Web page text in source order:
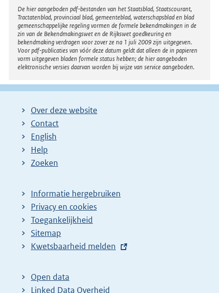
Disclaimer
De hier aangeboden pdf-bestanden van het Staatsblad, Staatscourant,
Tractatenblad, provinciaal blad, gemeenteblad, waterschapsblad en blad
gemeenschappelijke regeling vormen de formele bekendmakingen in de
zin van de Bekendmakingswet en de Rijkswet goedkeuring en
bekendmaking verdragen voor zover ze na 1 juli 2009 zijn uitgegeven.
Voor pdf-publicaties van vóór deze datum geldt dat alleen de in papieren
vorm uitgegeven bladen formele status hebben; de hier aangeboden
elektronische versies daarvan worden bij wijze van service aangeboden.
Over deze website
Contact
English
Help
Zoeken
Informatie hergebruiken
Privacy en cookies
Toegankelijkheid
Sitemap
E
t
e
Kwetsbaarheid melden
Open data
Linked Data Overheid